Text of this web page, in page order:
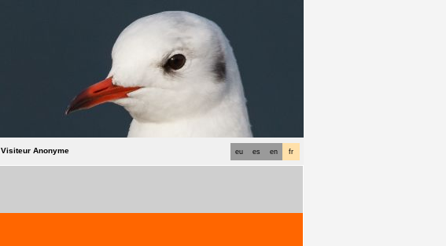
fr
en
es
eu
Visiteur Anonyme